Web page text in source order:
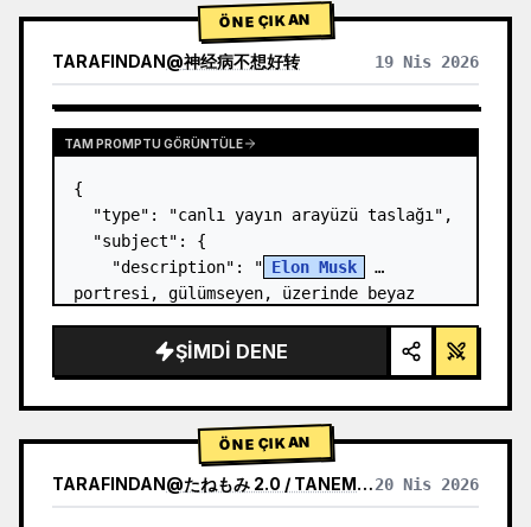
ÖNE ÇIKAN
TARAFINDAN@神经病不想好转 19 Nis 2026
TAM PROMPTU GÖRÜNTÜLE
{
  "type": "canlı yayın arayüzü taslağı",
  "subject": {
    "description": "
Elon Musk
portresi, gülümseyen, üzerinde beyaz
tişört giyiyor",
    "background": "sol tarafta
ŞIMDI DENE
ÖNE ÇIKAN
TARAFINDAN@たねもみ 2.0 / TANEMOMI VER2.0 20 Nis 2026